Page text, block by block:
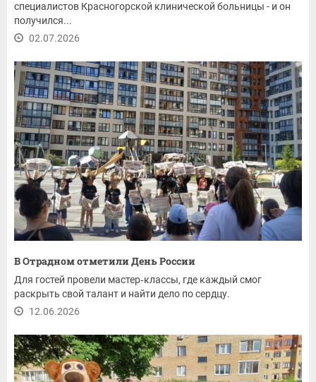
специалистов Красногорской клинической больницы - и он
получился...
02.07.2026
В Отрадном отметили День России
Для гостей провели мастер‑классы, где каждый смог
раскрыть свой талант и найти дело по сердцу.
12.06.2026